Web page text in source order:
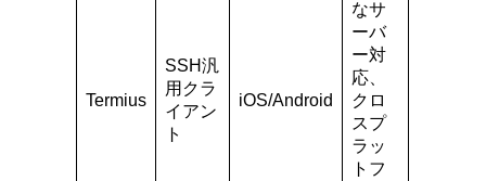
Termius
SSH汎
用クラ
イアン
ト
iOS/Android
なサ
ーバ
ー対
応、
クロ
スプ
ラッ
トフ